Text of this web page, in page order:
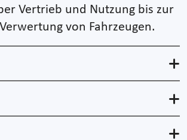
Vertrieb und Nutzung bis zur
von Fahrzeugen.